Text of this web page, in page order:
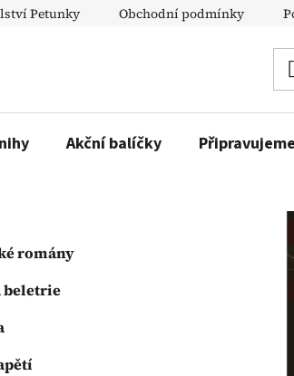
Petunky Obchodní podmínky
Akční balíčky Připravujeme
romány